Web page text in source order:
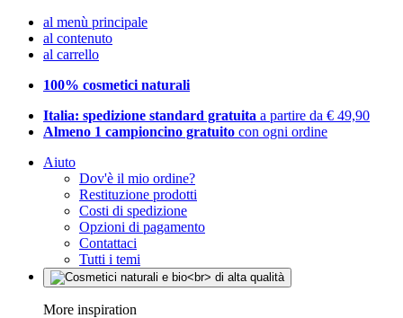
al menù principale
al contenuto
al carrello
100% cosmetici naturali
Italia: spedizione standard gratuita a partire da € 49,90
Almeno 1 campioncino gratuito con ogni ordine
Aiuto
Dov'è il mio ordine?
Restituzione prodotti
Costi di spedizione
Opzioni di pagamento
Contattaci
Tutti i temi
More inspiration